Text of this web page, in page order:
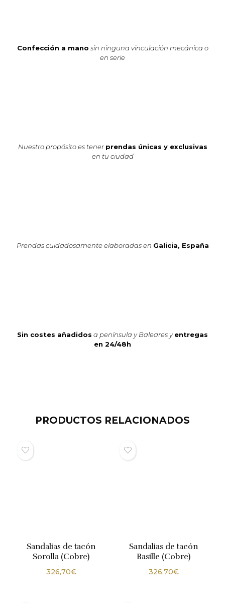
Confección a mano sin ninguna vinculación mecánica o
en serie
Nuestro propósito es tener prendas únicas y exclusivas
en tu ciudad
Prendas cuidadosamente elaboradas en Galicia, España
Sin costes añadidos a península y Baleares y entregas
en 24/48h
PRODUCTOS RELACIONADOS
Sandalias de tacón
Sorolla (Cobre)
326,70€
Sandalias de tacón
Basille (Cobre)
326,70€